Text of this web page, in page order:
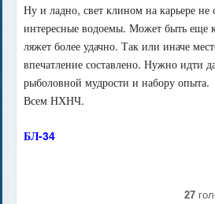
Ну и ладно, свет клином на карьере не
интересные водоемы. Может быть еще
ляжет более удачно. Так или иначе
впечатление составлено. Нужно идти
рыболовной мудрости и набору опыта.
Всем НХНЧ.
БЛ-34
27